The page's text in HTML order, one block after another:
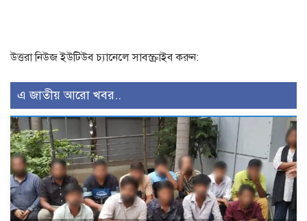
উত্তরা নিউজ ইউটিউব চ্যানেলে সাবস্ক্রাইব করুন:
এ জাতীয় আরো খবর..